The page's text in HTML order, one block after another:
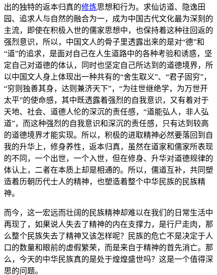
出的独特的返本归真的修炼思想和行为。求仙访道、隐逸田
园、追求人与自然的融合为一，成为中国古代文化最为深刻的
主流，即使在积极入世的儒家思想中，也保持着这种往回返的
强烈意识，所以，中国文人的骨子里透露出来的是对“德”和
“道”的追求，是面对自己在人生道路中的各种考验和诱惑，坚
定自己对道德的体认，同时也坚定自己所达到的道德境界，所
以中国文人身上体现出一种共有的“舍生取义”、“君子固穷”，
“穷则独善其身，达则兼济天下”，“为往世继绝学，为万世开
太平”的使命感，其中既透露着强烈的自我意识，又有着对于
天地、社会、道德人伦的深沉的责任感，“道能弘人，非人弘
道”，而这种强烈的自我意识和深沉的责任感，只有达到较高
的道德境界才能实现。所以，积极的进取精神必然要落回到自
我的升华上，修身养性，返本归真，虽然在道家和儒家所表现
的不同，一个出世，一个入世，但在修身、升华对道德规律的
体认上，二者在本质上却是相通的。所以，儒道互补，共同塑
造着历朝历代士人的精神，也塑造着整个中华民族的民族精
神。
而今，这一宏远而壮阔的民族精神却难以在我们的日常生活中
再现了，如果说人失去了精神的内在支撑力，是行尸走肉，那
么整个民族失去了精神又该怎样呢？民族的危亡不是决定于人
口的数量和眼前的虚假繁荣，而是来自于精神的首先消亡。那
么，今天的中华民族真的是处于煌煌盛世吗？这是一个值得深
思的问题。